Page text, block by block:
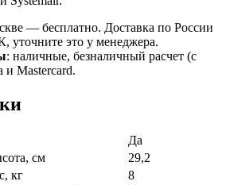
— бесплатно. Доставка по России
это у менеджера.
: наличные, безналичный расчет (с
Mastercard.
Да
см
29,2
кг
8